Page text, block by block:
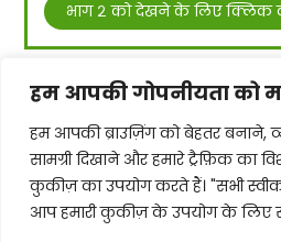
हम आपकी गोपनीयता को
हम आपकी ब्राउज़िंग को बेहतर बनाने,
सामग्री दिखाने और हमारे ट्रैफ़िक
कुकीज़ का उपयोग करते हैं। "सभी
आप हमारी कुकीज़ के उपयोग के लिए
भाग २ को देखने के लिए क्लिक
कॉपीराइट © 2026 रामा – शरणार्थी,
रेफ्यूजी एक्शन – कोल्चेस्टर
है, कंपनी नंबर: